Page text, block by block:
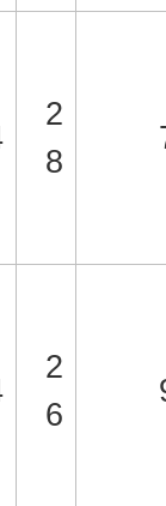
2
8
2
6